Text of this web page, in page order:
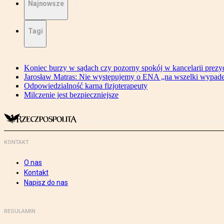
Najnowsze
Tagi
Koniec burzy w sądach czy pozorny spokój w kancelarii
Jarosław Matras: Nie występujemy o ENA „na wszelki
Odpowiedzialność karna fizjoterapeuty
Milczenie jest bezpieczniejsze
KONTAKT
O nas
Kontakt
Napisz do nas
REGULAMIN